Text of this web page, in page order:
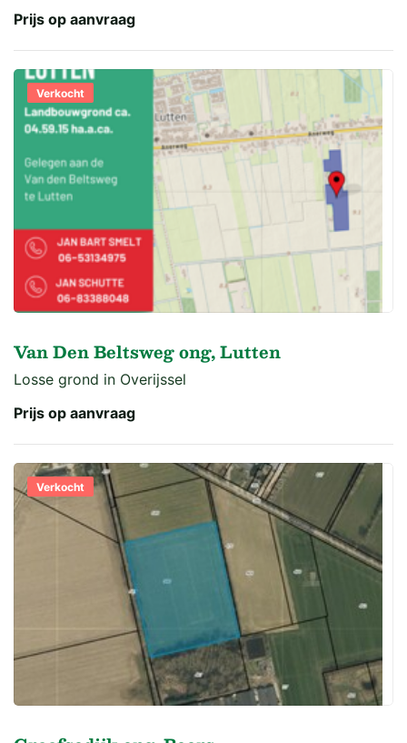
Prijs op aanvraag
Verkocht
Van Den Beltsweg ong, Lutten
Losse grond in Overijssel
Prijs op aanvraag
Verkocht